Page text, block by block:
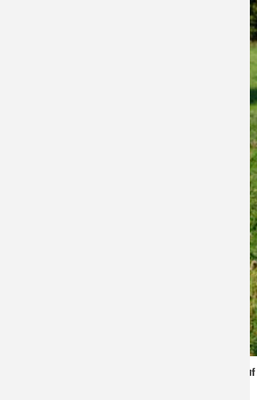
Die Exkursion bietet einen vielleicht neuen Blick